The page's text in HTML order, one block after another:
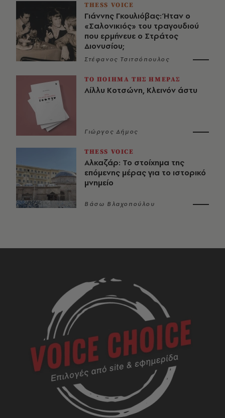
THESS VOICE
Γιάννης Γκουλιόβας: Ήταν ο
«Σαλονικιός» του τραγουδιού
που ερμήνευε ο Στράτος
Διονυσίου;
Στέφανος Τσιτσόπουλος
ΤΟ ΠΟΙΗΜΑ ΤΗΣ ΗΜΕΡΑΣ
Λίλλυ Κοτσώνη, Κλεινόν άστυ
Γιώργος Δήμος
THESS VOICE
Αλκαζάρ: Το στοίχημα της
επόμενης μέρας για το ιστορικό
μνημείο
Βάσω Βλαχοπούλου